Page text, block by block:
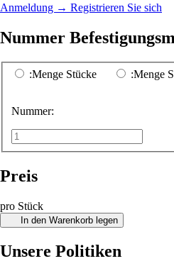
Anmeldung → Registrieren Sie sich
Nummer
:Menge Stücke :Menge
Nummer:
Preis
pro Stück
In den Warenkorb legen
Unsere Politiken